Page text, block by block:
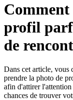
profil
de
Dans cet article, vous
prendre la photo de
afin d'attirer l'attention
chances de trouver